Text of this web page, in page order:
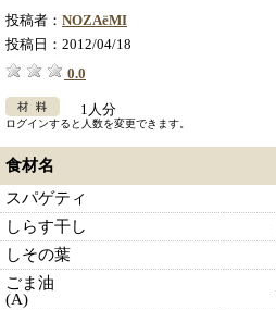
投稿者： NOZAёMI
投稿日： 2012/04/18
0.0
1人分
ログインすると人数を変更できます。
食材名
スパゲティ
しらす干し
しその葉
ごま油
(A)